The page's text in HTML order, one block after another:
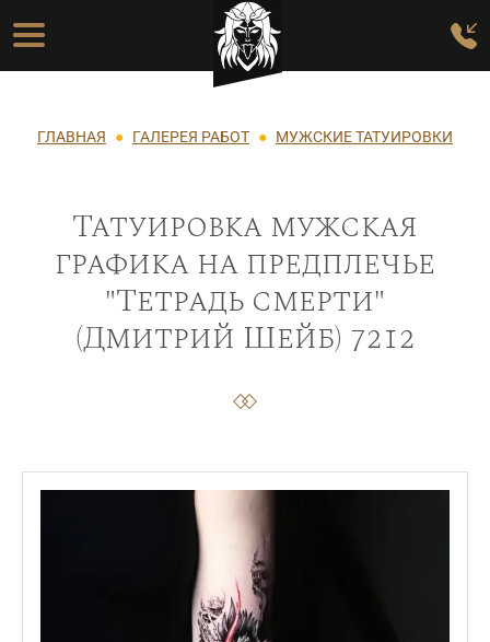
Перейти к основному содержанию
Основная навигация
Строка навигации
ГЛАВНАЯ ГАЛЕРЕЯ РАБОТ МУЖСКИЕ ТАТУИРОВКИ
Татуировка мужская
графика на предплечье
"Тетрадь смерти"
(Дмитрий Шейб) 7212